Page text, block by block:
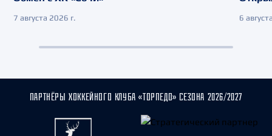
7 августа 2026 г. 6
ПАРТНЁРЫ ХОККЕЙНОГО КЛУБА «ТОРПЕДО» СЕЗОНА 2026/2027